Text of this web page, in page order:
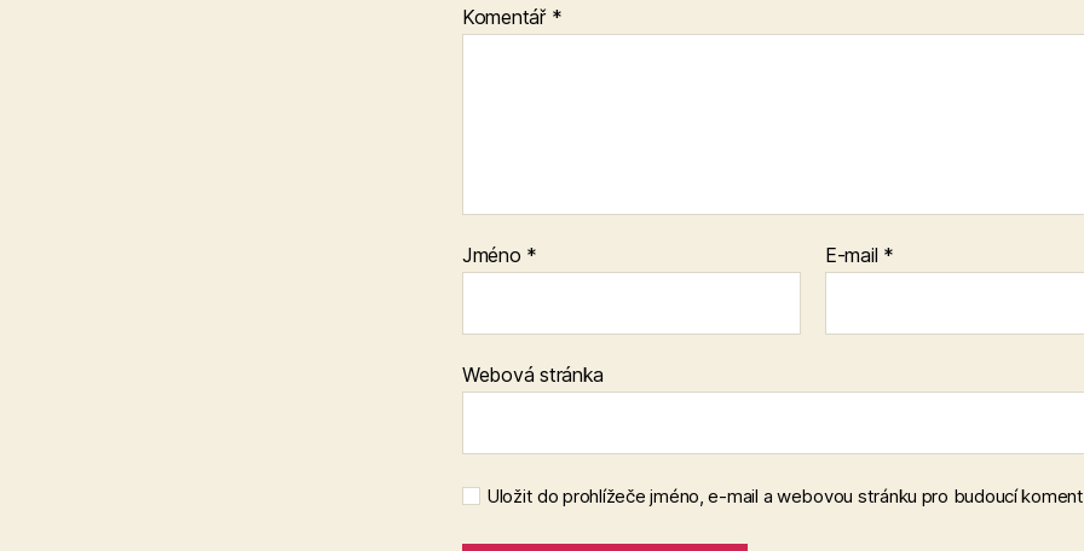
Komentář *
Jméno * E-mail *
Webová stránka
Uložit do prohlížeče jméno, e-mail a webovou stránku pro budoucí